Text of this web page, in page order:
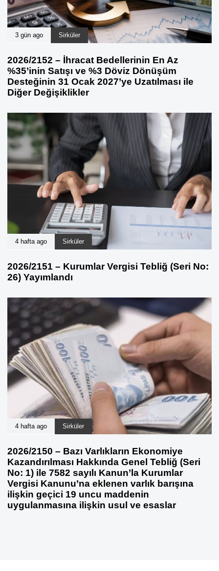
3 gün ago Sirküler
2026/2152 – İhracat Bedellerinin En Az
%35’inin Satışı ve %3 Döviz Dönüşüm
Desteğinin 31 Ocak 2027’ye Uzatılması ile
Diğer Değişiklikler
4 hafta ago Sirküler
2026/2151 – Kurumlar Vergisi Tebliğ (Seri No:
26) Yayımlandı
4 hafta ago Sirküler
2026/2150 – Bazı Varlıkların Ekonomiye
Kazandırılması Hakkında Genel Tebliğ (Seri
No: 1) ile 7582 sayılı Kanun’la Kurumlar
Vergisi Kanunu’na eklenen varlık barışına
ilişkin geçici 19 uncu maddenin
uygulanmasına ilişkin usul ve esaslar